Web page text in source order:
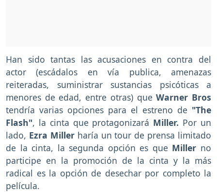
Han sido tantas las acusaciones en contra del
actor (escádalos en vía publica, amenazas
reiteradas, suministrar sustancias psicóticas a
menores de edad, entre otras) queWarner Bros
tendría varias opciones para el estreno de "The
Flash", la cinta que protagonizará Miller. Por un
lado, Ezra Millerharía un tour de prensa limitado
de la cinta, la segunda opción es que Miller no
participe en la promoción de la cinta y la más
radical es la opción de desechar por completo la
película.